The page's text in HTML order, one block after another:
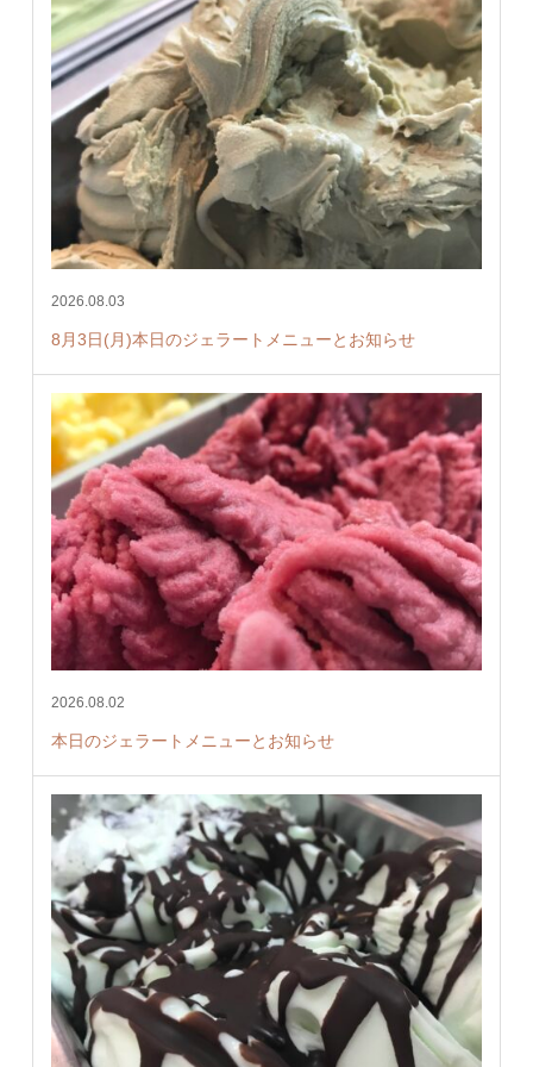
2026.08.03
8月3日(月)本日のジェラートメニューとお知らせ
2026.08.02
本日のジェラートメニューとお知らせ